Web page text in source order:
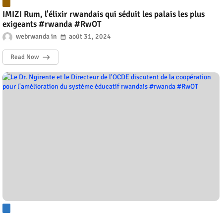
IMIZI Rum, l'élixir rwandais qui séduit les palais les plus
exigeants #rwanda #RwOT
webrwanda août 31, 2024
Read Now